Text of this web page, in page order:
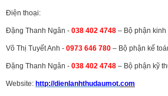
Điện thoại:
Đặng Thanh Ngân - 038 402 4748 – Bộ phận kinh
Võ Thị Tuyết Anh - 0973 646 780 – Bộ phận kế
Đặng Thanh Ngân - 038 402 4748 – Bộ phận kỹ
Website: http://dienlanhthudaumot.com